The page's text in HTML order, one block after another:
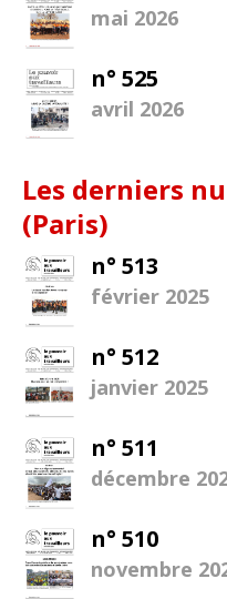
mai 2026
n° 525
avril 2026
Les derniers
(Paris)
n° 513
février 2025
n° 512
janvier 2025
n° 511
décembre
n° 510
novembre